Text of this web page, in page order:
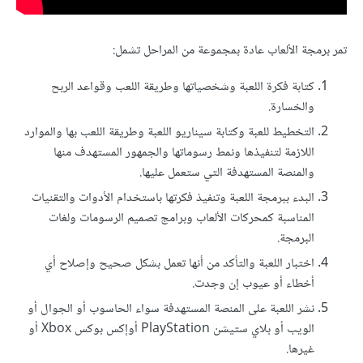
تمر برمجة الألعاب عادة بمجموعة من المراحل تشمل:
كتابة فكرة اللعبة وشخصياتها وطريقة اللعب وقواعد الربح
والخسارة.
التخطيط للعبة وكتابة سيناريو اللعبة وطريقة اللعب بها والموارد
اللازمة لتنفيذها ونمط رسوماتها والجمهور المستهدف منها
والمنصة المستهدفة التي ستعمل عليها.
البدء ببرمجة اللعبة وتنفيذ فكرتها باستخدام الأدوات والتقنيات
المناسبة كمحركات الألعاب وبرامج تصميم الرسومات ولغات
البرمجة.
اختبار اللعبة والتأكد من أنها تعمل بشكل صحيح وإصلاح أي
أخطاء أو عيوب إن وجدت.
نشر اللعبة على المنصة المستهدفة سواء الحاسوب أو الجوال أو
الويب أو بلاي ستيشن PlayStation أوإكس بوكس Xbox أو
غيرها.